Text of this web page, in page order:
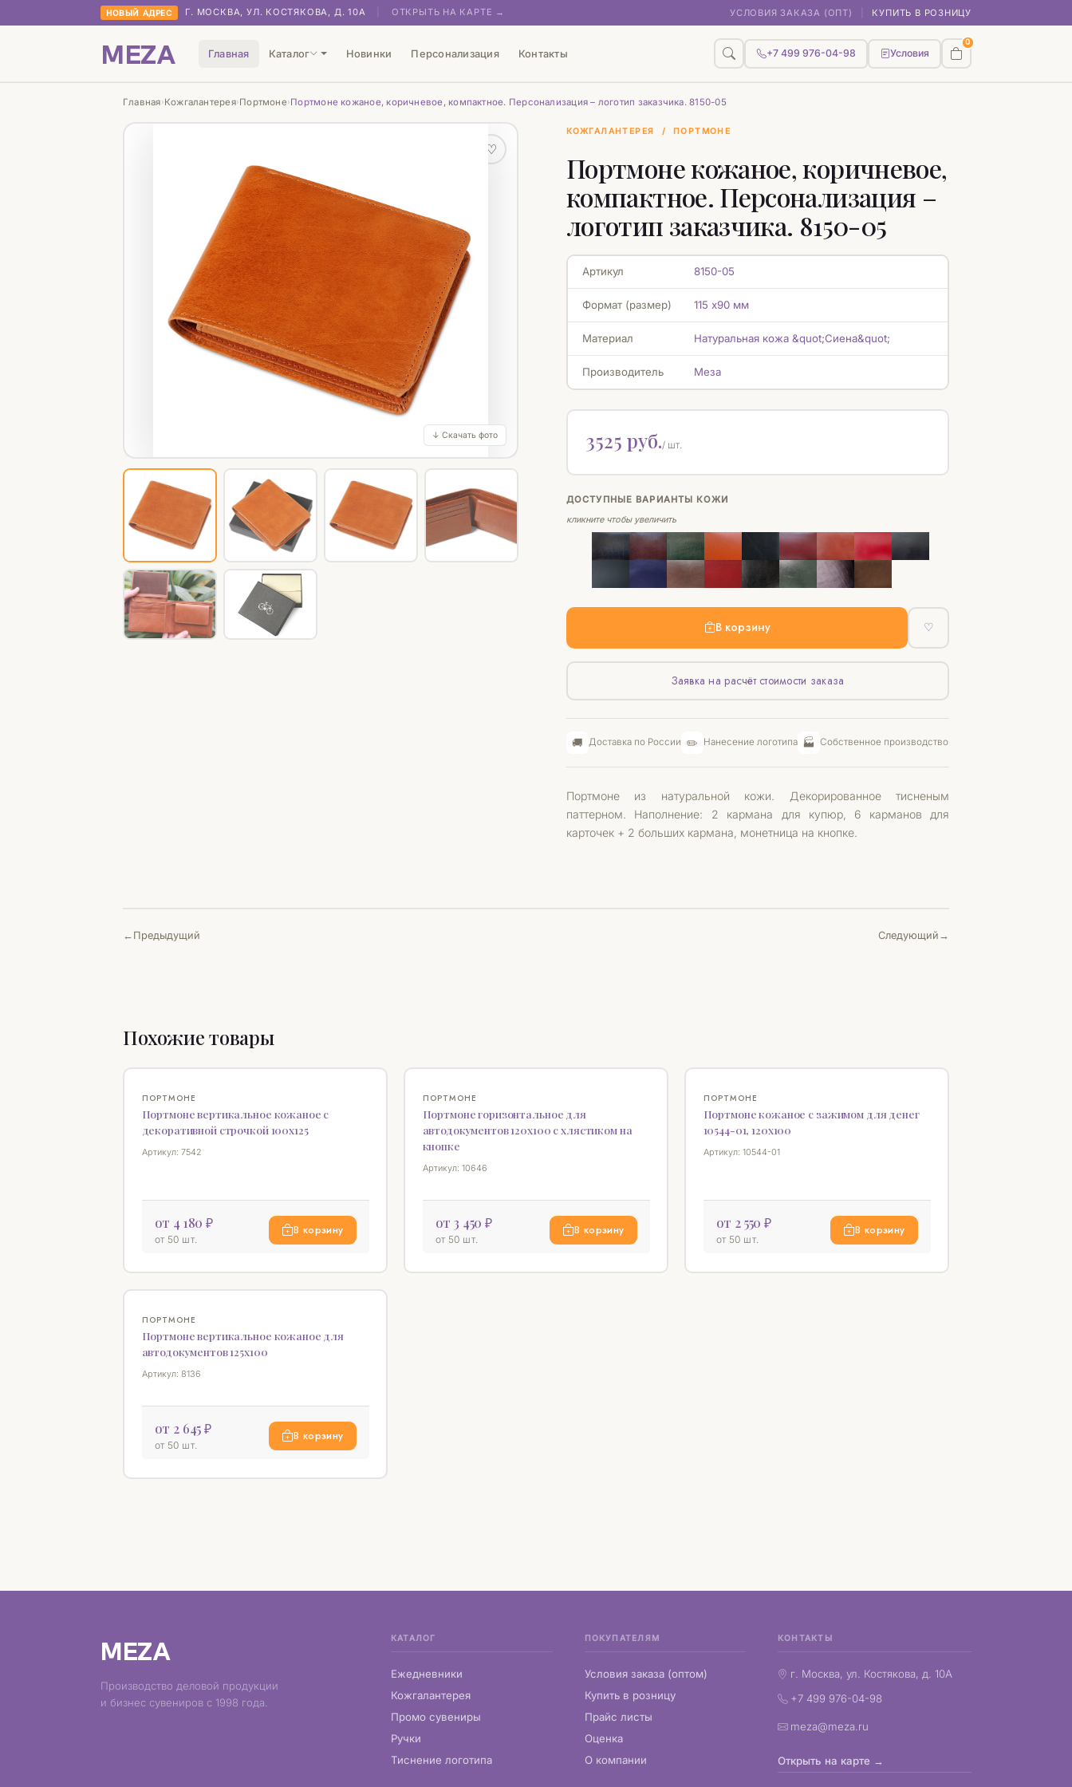
НОВЫЙ АДРЕС Г. МОСКВА, УЛ. КОСТЯКОВА, Д. 10А ОТКРЫТЬ НА КАРТЕ → УСЛОВИЯ ЗАКАЗА (ОПТ) КУПИТЬ В РОЗНИЦУ
MEZA Главная Каталог Новинки Персонализация Контакты +7 499 976-04-98 Условия
0
Главная›Кожгалантерея›Портмоне›Портмоне кожаное, коричневое, компактное. Персонализация – логотип заказчика. 8150-05
♡
↓ Скачать фото
КОЖГАЛАНТЕРЕЯ / ПОРТМОНЕ
Портмоне кожаное, коричневое,
компактное. Персонализация –
логотип заказчика. 8150-05
Артикул 8150-05
Формат (размер) 115 х90 мм
Материал Натуральная кожа &quot;Сиена&quot;
Производитель Меза
3525 руб./ шт.
ДОСТУПНЫЕ ВАРИАНТЫ КОЖИ
кликните чтобы увеличить
В корзину ♡
Заявка на расчёт стоимости заказа
🚚 Доставка по России ✏️ Нанесение логотипа 🏭 Собственное производство
Портмоне из натуральной кожи. Декорированное тисненым
паттерном. Наполнение: 2 кармана для купюр, 6 карманов для
карточек + 2 больших кармана, монетница на кнопке.
Предыдущий Следующий
Похожие товары
ПОРТМОНЕ
Портмоне вертикальное кожаное с
декоративной строчкой 100х125
Артикул: 7542
от 4 180 ₽
от 50 шт.
В корзину
ПОРТМОНЕ
Портмоне горизонтальное для
автодокументов 120х100 с хлястиком на
кнопке
Артикул: 10646
от 3 450 ₽
от 50 шт.
В корзину
ПОРТМОНЕ
Портмоне кожаное с зажимом для денег
10544-01, 120x100
Артикул: 10544-01
от 2 550 ₽
от 50 шт.
В корзину
ПОРТМОНЕ
Портмоне вертикальное кожаное для
автодокументов 125х100
Артикул: 8136
от 2 645 ₽
от 50 шт.
В корзину
MEZA
Производство деловой продукции
и бизнес сувениров с 1998 года.
КАТАЛОГ
Ежедневники
Кожгалантерея
Промо сувениры
Ручки
Тиснение логотипа
ПОКУПАТЕЛЯМ
Условия заказа (оптом)
Купить в розницу
Прайс листы
Оценка
О компании
КОНТАКТЫ
г. Москва, ул. Костякова, д. 10А
+7 499 976-04-98
meza@meza.ru
Открыть на карте →